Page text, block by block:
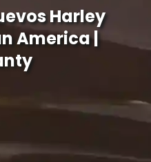
Harley
America |